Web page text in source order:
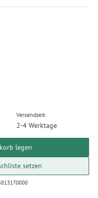
Versandzeit:
2-4 Werktage
legen
setzen